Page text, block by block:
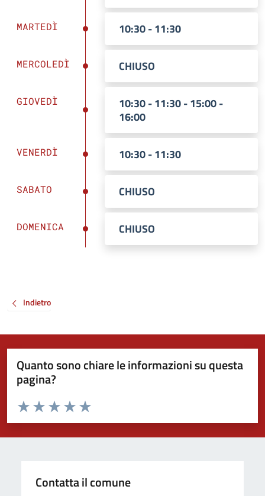
MARTEDÌ 10:30 - 11:30
MERCOLEDÌ CHIUSO
GIOVEDÌ
10:30 - 11:30 - 15:00 -
16:00
VENERDÌ 10:30 - 11:30
SABATO CHIUSO
DOMENICA CHIUSO
Indietro
Quanto sono chiare le informazioni su questa
pagina?
Valuta da 1 a 5 stelle la pagina
Valuta 5 stelle su 5
Valuta 4 stelle su 5
Valuta 3 stelle su 5
Valuta 2 stelle su 5
Valuta 1 stelle su 5
Contatta il comune